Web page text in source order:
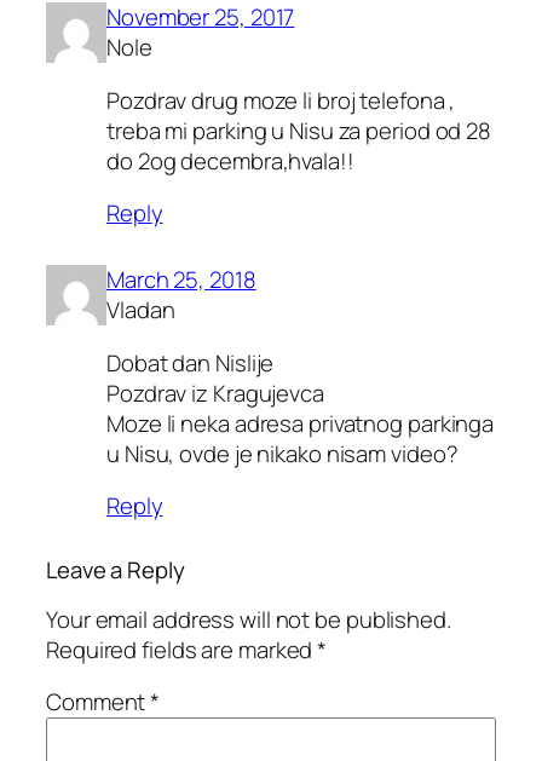
November 25, 2017
Nole
Pozdrav drug moze li broj telefona ,
treba mi parking u Nisu za period od 28
do 2og decembra,hvala!!
Reply
March 25, 2018
Vladan
Dobat dan Nislije
Pozdrav iz Kragujevca
Moze li neka adresa privatnog parkinga
u Nisu, ovde je nikako nisam video?
Reply
Leave a Reply
Your email address will not be published.
Required fields are marked*
Comment*